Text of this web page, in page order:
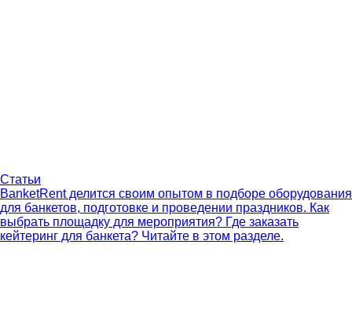
Статьи
BanketRent делится своим опытом в подборе оборудования
для банкетов, подготовке и проведении праздников. Как
выбрать площадку для мероприятия? Где заказать
кейтеринг для банкета? Читайте в этом разделе.